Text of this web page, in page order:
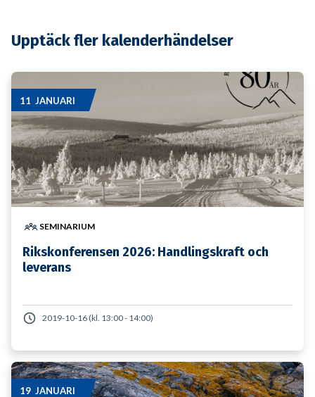
Upptäck fler kalenderhändelser
11 JANUARI
SEMINARIUM
Rikskonferensen 2026: Handlingskraft och
leverans
2019-10-16 (kl. 13:00 - 14:00)
19 JANUARI